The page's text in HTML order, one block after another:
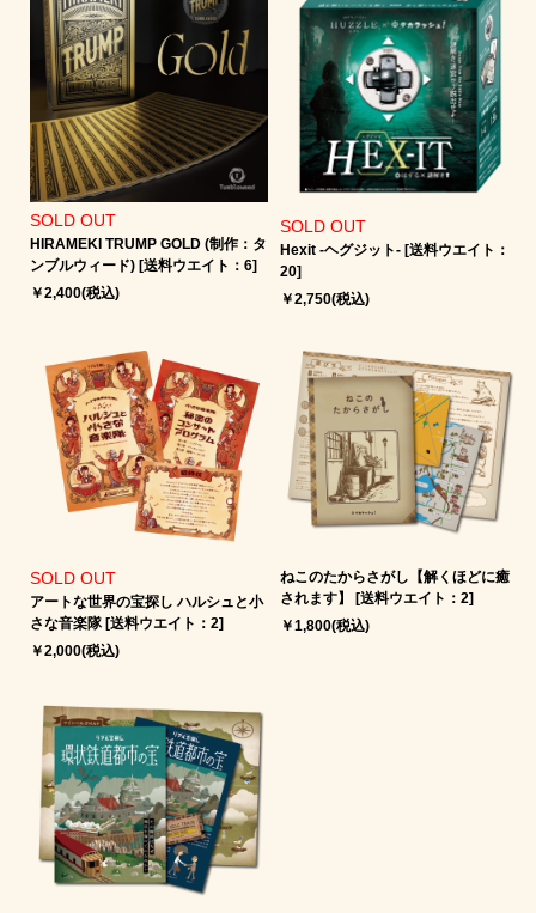
SOLD OUT
HIRAMEKI TRUMP GOLD (制作：タ
ンブルウィード) [送料ウエイト：6]
￥2,400(税込)
SOLD OUT
Hexit -ヘグジット‐ [送料ウエイト：
20]
￥2,750(税込)
SOLD OUT
アートな世界の宝探し ハルシュと小
さな音楽隊 [送料ウエイト：2]
￥2,000(税込)
ねこのたからさがし【解くほどに癒
されます】 [送料ウエイト：2]
￥1,800(税込)